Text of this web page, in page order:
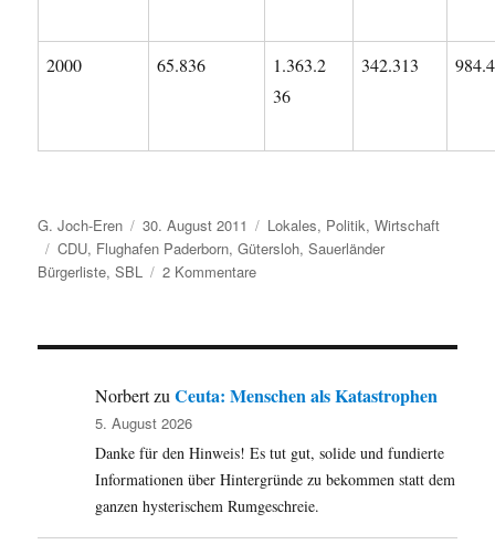
2000 65.836
1.363.2
36
342.313
Autor
G. Joch-Eren
Veröffentlicht
am
30. August 2011 Kategorien
Lokales, Politik,Wirtschaft
Schlagwörter
CDU, Flughafen Paderborn,Gütersloh,Sauerländer
Bürgerliste,SBL 2 Kommentarezu
Lippstadt
CDU
Gütersloh
sieht
Beteiligung
NorbertzuCeuta: Menschen als Katastrophen
5. August 2026
Danke für den Hinweis! Es tut gut, solide und fundierte
Informationen über Hintergründe zu bekommen statt dem
ganzen hysterischem Rumgeschreie.